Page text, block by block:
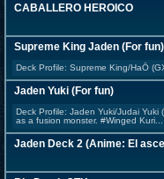
CABALLERO HEROICO
Supreme King Jaden (For fun)
Deck Profile: Supreme King/HaŌ
Jaden Yuki (For fun)
Deck Profile: Jaden Yuki/Judai Yuki
as a fusion monster. #Winged Kuri...
Jaden Deck 2 (Anime: El